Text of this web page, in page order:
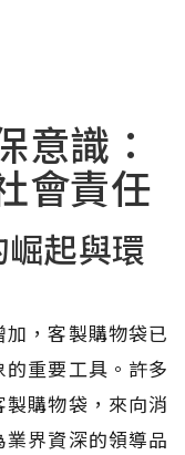
意識：
會責任
起與環
，客製購物袋已
重要工具。許多
購物袋，來向消
界資深的領導品